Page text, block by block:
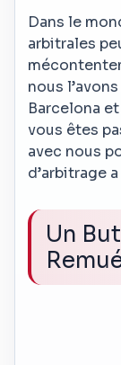
Dans le
arbitrales
nous
Barcelona
vous êtes
avec nous
d’arbitrage
Un